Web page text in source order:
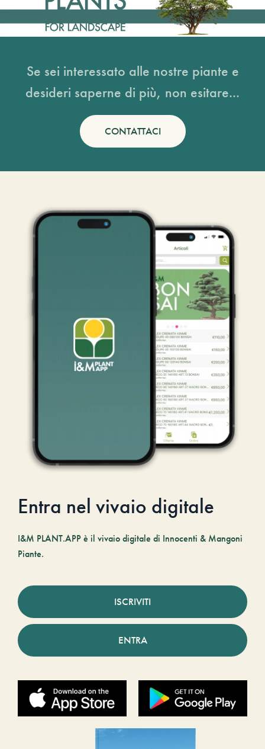
Se sei interessato alle nostre piante e
desideri saperne di più, non esitare...
CONTATTACI
Entra nel vivaio digitale
I&M PLANT.APP è il vivaio digitale di Innocenti & Mangoni
Piante.
ISCRIVITI
ENTRA